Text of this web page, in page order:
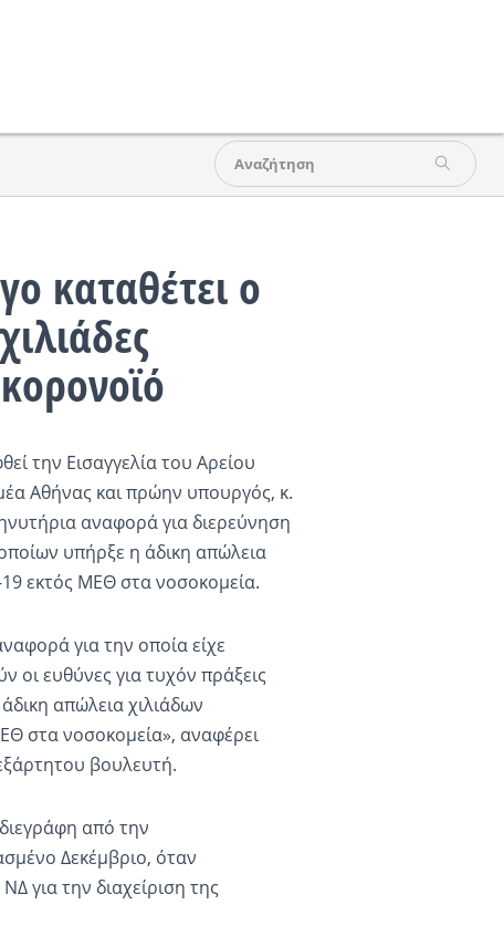
καταθέτει ο
την Εισαγγελία του Αρείου
Αθήνας και πρώην υπουργός, κ.
αναφορά για διερεύνηση
υπήρξε η άδικη απώλεια
εκτός ΜΕΘ στα νοσοκομεία.
για την οποία είχε
οι ευθύνες για τυχόν πράξεις
απώλεια χιλιάδων
στα νοσοκομεία», αναφέρει
βουλευτή.
από την
Δεκέμβριο, όταν
για την διαχείριση της